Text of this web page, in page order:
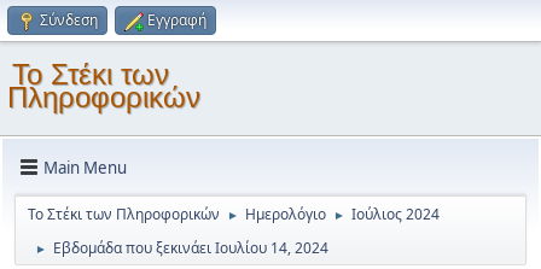
Σύνδεση Εγγραφή
Το Στέκι των
Πληροφορικών
Main Menu
Το Στέκι των Πληροφορικών ► Ημερολόγιο ► Ιούλιος 2024
► Εβδομάδα που ξεκινάει Ιουλίου 14, 2024